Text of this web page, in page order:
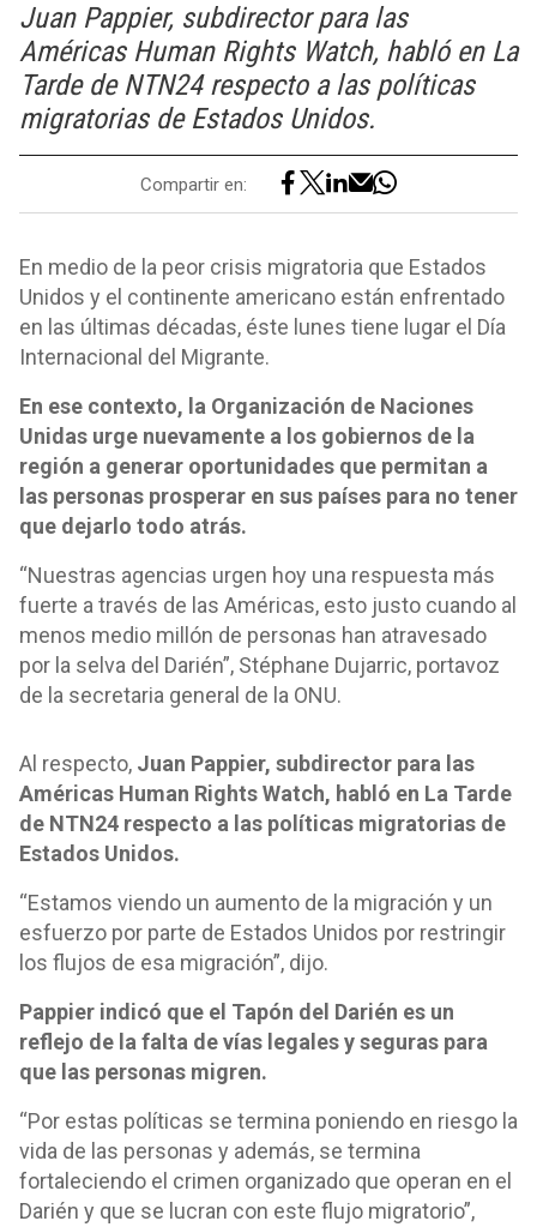
Juan Pappier, subdirector para las
Américas Human Rights Watch, habló en La
Tarde de NTN24 respecto a las políticas
migratorias de Estados Unidos.
Compartir en:
En medio de la peor crisis migratoria que Estados
Unidos y el continente americano están enfrentado
en las últimas décadas, éste lunes tiene lugar el Día
Internacional del Migrante.
En ese contexto, la Organización de Naciones
Unidas urge nuevamente a los gobiernos de la
región a generar oportunidades que permitan a
las personas prosperar en sus países para no tener
que dejarlo todo atrás.
“Nuestras agencias urgen hoy una respuesta más
fuerte a través de las Américas, esto justo cuando al
menos medio millón de personas han atravesado
por la selva del Darién”, Stéphane Dujarric, portavoz
de la secretaria general de la ONU.
Al respecto, Juan Pappier, subdirector para las
Américas Human Rights Watch, habló en La Tarde
de NTN24 respecto a las políticas migratorias de
Estados Unidos.
“Estamos viendo un aumento de la migración y un
esfuerzo por parte de Estados Unidos por restringir
los flujos de esa migración”, dijo.
Pappier indicó que el Tapón del Darién es un
reflejo de la falta de vías legales y seguras para
que las personas migren.
“Por estas políticas se termina poniendo en riesgo la
vida de las personas y además, se termina
fortaleciendo el crimen organizado que operan en el
Darién y que se lucran con este flujo migratorio”,